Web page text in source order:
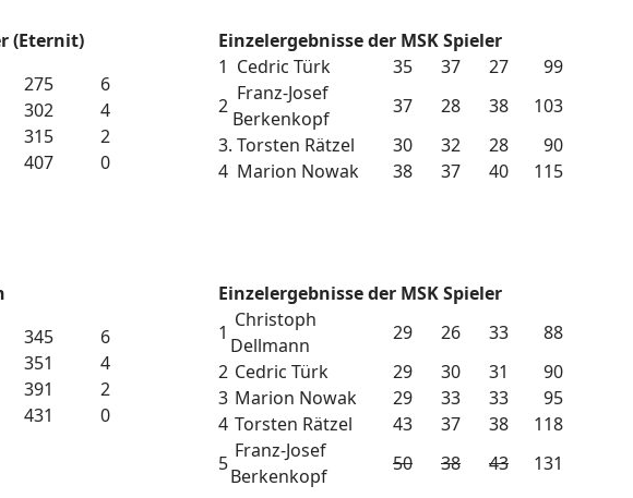
(Eternit)
275
6
302
4
315
2
407 0
Einzelergebnisse der MSK Spieler
1 Cedric Türk 35 37 27
99
2
Franz-Josef
Berkenkopf
37 28 38
103
3. Torsten Rätzel 30 32 28
90
4 Marion Nowak 38 37 40 115
345
6
351
4
391
2
431 0
Einzelergebnisse der MSK Spieler
1
Christoph
Dellmann
29 26 33
88
2 Cedric Türk 29 30 31
90
3 Marion Nowak 29 33 33
95
4 Torsten Rätzel 43 37 38
118
5
Franz-Josef
Berkenkopf
50 38 43 131